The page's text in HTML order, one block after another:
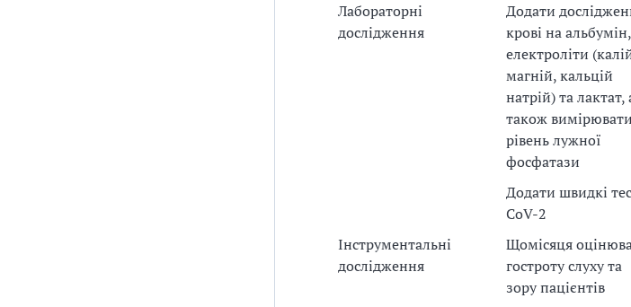
Лабораторні
дослідження
Додати
крові на альбумін,
електроліти
магній, кальцій
натрій) та лактат,
також вимірювати
рівень лужної
фосфатази
Додати швидкі
CoV-2
Інструментальні
дослідження
Щомісяця
гостроту слуху та
зору пацієнтів